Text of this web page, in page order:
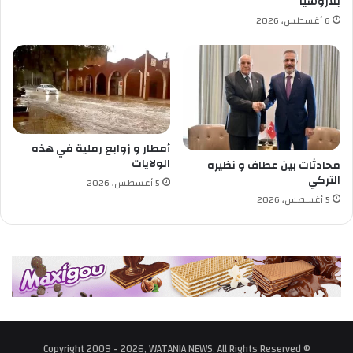
6 أغسطس، 2026
محادثات بين عطاف و نظيره
التركي
5 أغسطس، 2026
أمطار و زوابع رملية في هذه
الولايات
5 أغسطس، 2026
© Copyright 2009 - 2026, WATANIA NEWS, All Rights Reserved